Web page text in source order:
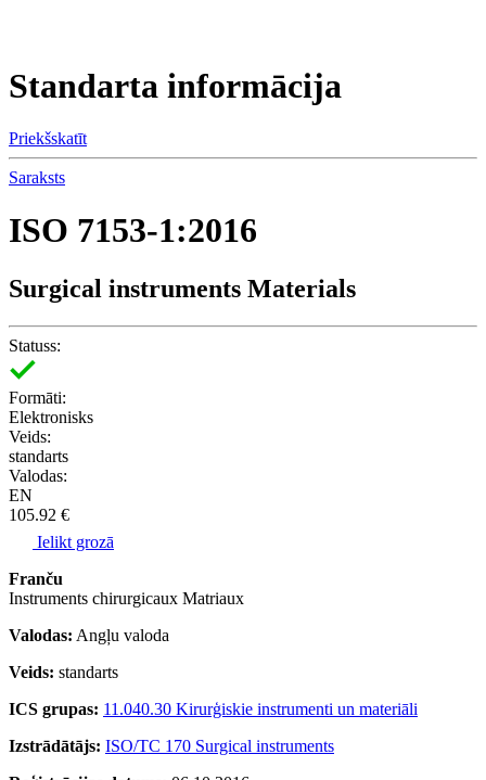
Standarta informācija
Priekšskatīt
Saraksts
ISO 7153-1:2016
Surgical instruments Materials
Statuss:
Formāti:
Elektronisks
Veids:
standarts
Valodas:
EN
105.92 €
Ielikt grozā
Franču
Instruments chirurgicaux Matriaux
Valodas: Angļu valoda
Veids: standarts
ICS grupas: 11.040.30 Kirurģiskie instrumenti un materiāli
Izstrādātājs: ISO/TC 170 Surgical instruments